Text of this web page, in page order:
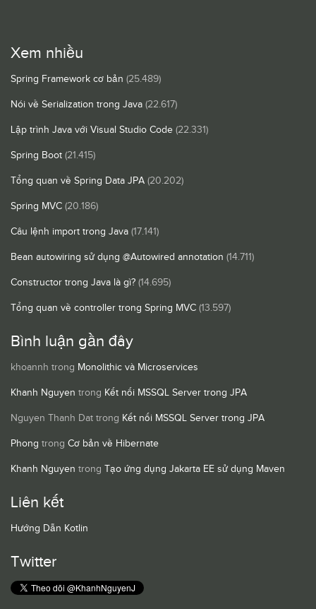
Xem nhiều
Spring Framework cơ bản (25.489)
Nói về Serialization trong Java (22.617)
Lập trình Java với Visual Studio Code (22.331)
Spring Boot (21.415)
Tổng quan về Spring Data JPA (20.202)
Spring MVC (20.186)
Câu lệnh import trong Java (17.141)
Bean autowiring sử dụng @Autowired annotation (14.711)
Constructor trong Java là gì? (14.695)
Tổng quan về controller trong Spring MVC (13.597)
Bình luận gần đây
khoannh trong Monolithic và Microservices
Khanh Nguyen trong Kết nối MSSQL Server trong JPA
Nguyen Thanh Dat trong Kết nối MSSQL Server trong JPA
Phong trong Cơ bản về Hibernate
Khanh Nguyen trong Tạo ứng dụng Jakarta EE sử dụng Maven
Liên kết
Hướng Dẫn Kotlin
Twitter